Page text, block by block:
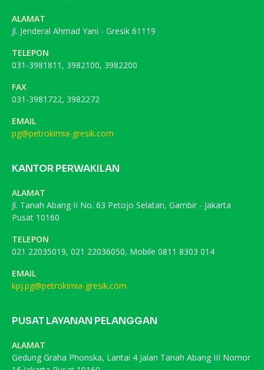
ALAMAT
Jl. Jenderal Ahmad Yani - Gresik 61119
TELEPON
031-3981811, 3982100, 3982200
FAX
031-3981722, 3982272
EMAIL
pg@petrokimia-gresik.com
KANTOR PERWAKILAN
ALAMAT
Jl. Tanah Abang II No. 63 Petojo Selatan, Gambir - Jakarta
Pusat 10160
TELEPON
021 22035019, 021 22036050, Mobile 0811 8303 014
EMAIL
kpj.pg@petrokimia-gresik.com
PUSAT LAYANAN PELANGGAN
ALAMAT
Gedung Graha Phonska, Lantai 4 Jalan Tanah Abang III Nomor